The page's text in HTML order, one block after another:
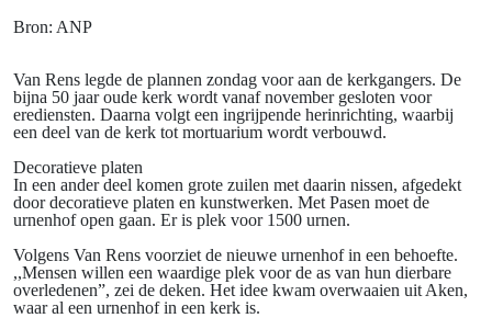
Bron: ANP
Van Rens legde de plannen zondag voor aan de kerkgangers. De
bijna 50 jaar oude kerk wordt vanaf november gesloten voor
erediensten. Daarna volgt een ingrijpende herinrichting, waarbij
een deel van de kerk tot mortuarium wordt verbouwd.
Decoratieve platen
In een ander deel komen grote zuilen met daarin nissen, afgedekt
door decoratieve platen en kunstwerken. Met Pasen moet de
urnenhof open gaan. Er is plek voor 1500 urnen.
Volgens Van Rens voorziet de nieuwe urnenhof in een behoefte.
,,Mensen willen een waardige plek voor de as van hun dierbare
overledenen”, zei de deken. Het idee kwam overwaaien uit Aken,
waar al een urnenhof in een kerk is.